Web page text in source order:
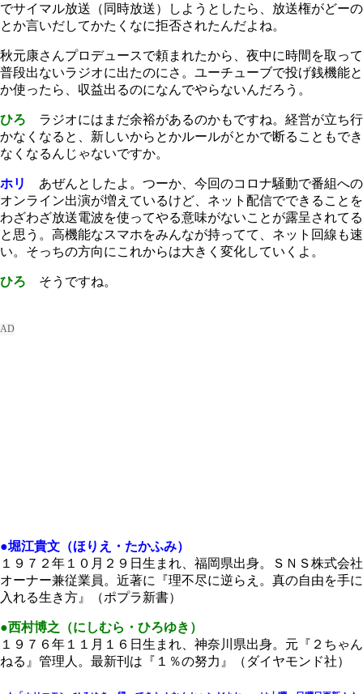
でサイマル放送（同時放送）しようとしたら、放送権がどーの
とか言いだしてかたくなに拒否されたんだよね。
秋元康さんプロデュースで頼まれたから、夜中に時間を取って
普段出ないラジオに出たのにさ。ユーチューブで投げ銭機能と
か使ったら、収益出るのになんでやらないんだろう。
ひろ ラジオにはまだ余裕があるのかもですね。経営が立ち行
かなくなると、新しいからとかルールがとかで断ることもでき
なくなるんじゃないですか。
ホリ
あぜんとしたよ。つーか、今回のコロナ騒動で番組への
オンライン出演が増えているけど、ネット配信でできることを
わざわざ放送電波を使ってやる意味がないことが露呈されてる
と思う。高機能なスマホをみんなが持ってて、ネット回線も速
い。そっちの方向にこれからは大きく変化していくよ。
ひろ そうですね。
●堀江貴文（ほりえ・たかふみ）
１９７２年１０月２９日生まれ、福岡県出身。ＳＮＳ株式会社
オーナー兼従業員。近著に『理不尽に逆らえ。真の自由を手に
入れる生き方』（ポプラ新書）
●西村博之（にしむら・ひろゆき）
１９７６年１１月１６日生まれ、神奈川県出身。元『２ちゃん
ねる』管理人。最新刊は『１％の努力』（ダイヤモンド社）